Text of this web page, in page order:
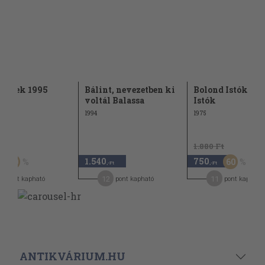
1995
20
pont kapható
Bálint, nevezetben ki
voltál Balassa
1994
1.540 ,-Ft
pont kapható
Bolond Istók/
Istók
1975
1.880 Ft
750 ,-Ft 60
pont kapható
ANTIKVÁRIUM.HU